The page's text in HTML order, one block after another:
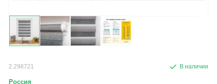
2.298721
Россия